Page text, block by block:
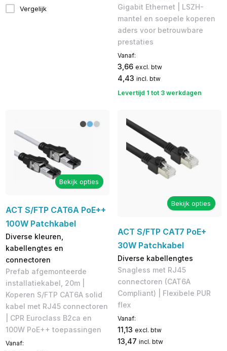
Vergelijk
Gigabit Ethernet | LSZH-
mantel en soepele koperen
aders voor betrouwbare
prestaties
Vanaf:
3,66 excl. btw
4,43 incl. btw
Levertijd 1 tot 3 werkdagen
Bekijk opties
ACT S/FTP CAT6A PoE++
100W Patchkabel
Diverse kleuren,
kabellengtes en
connectoren
Prefab afgemonteerde
installatiekabel, 20m |
Koperen S/FTP CAT6A solid
kabel met RJ45 connectoren
| CPR Euroclass B2ca en
100W PoE++ toepassingen
Vanaf:
Bekijk opties
ACT S/FTP CAT7 PoE+
30W Patchkabel
Diverse kabellengtes
Snagless met RJ45
connectoren (CAT6A
Compliant) | Flexibele PUR
flex
Vanaf:
11,13 excl. btw
13,47 incl. btw